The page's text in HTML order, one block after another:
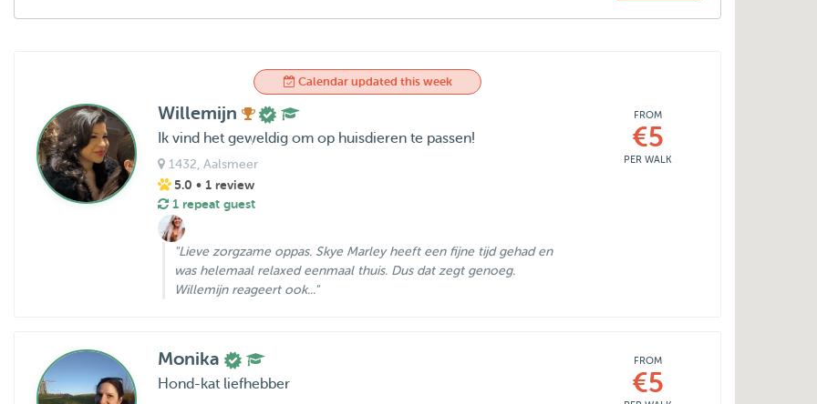
Calendar updated this week
Willemijn
Ik vind het geweldig om op huisdieren te passen!
1432 , Aalsmeer
5.0 • 1 review
1 repeat guest
"Lieve zorgzame oppas. Skye Marley heeft een fijne tijd gehad en
was helemaal relaxed eenmaal thuis. Dus dat zegt genoeg.
Willemijn reageert ook..."
FROM
€5
PER WALK
Monika
Hond-kat liefhebber
FROM
€5